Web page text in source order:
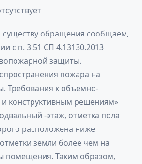
существу обращения сообщаем,
с п. 3.51 СП 4.13130.2013
защиты.
пожара на
Требования к объемно-
конструктивным решениям»
-этаж, отметка пола
расположена ниже
земли более чем на
помещения. Таким образом,